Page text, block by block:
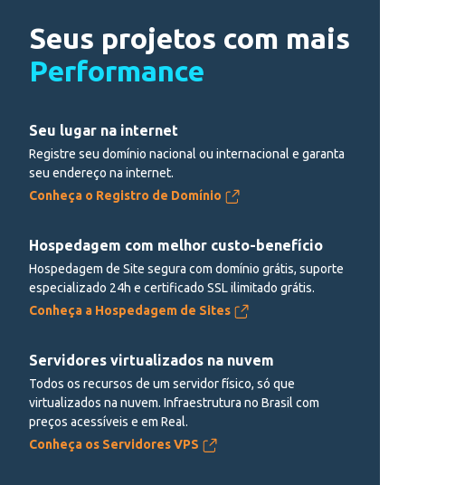
Seus projetos com mais
Performance
Seu lugar na internet
Registre seu domínio nacional ou internacional e garanta
seu endereço na internet.
Conheça o Registro de Domínio
Hospedagem com melhor custo-benefício
Hospedagem de Site segura com domínio grátis, suporte
especializado 24h e certificado SSL ilimitado grátis.
Conheça a Hospedagem de Sites
Servidores virtualizados na nuvem
Todos os recursos de um servidor físico, só que
virtualizados na nuvem. Infraestrutura no Brasil com
preços acessíveis e em Real.
Conheça os Servidores VPS